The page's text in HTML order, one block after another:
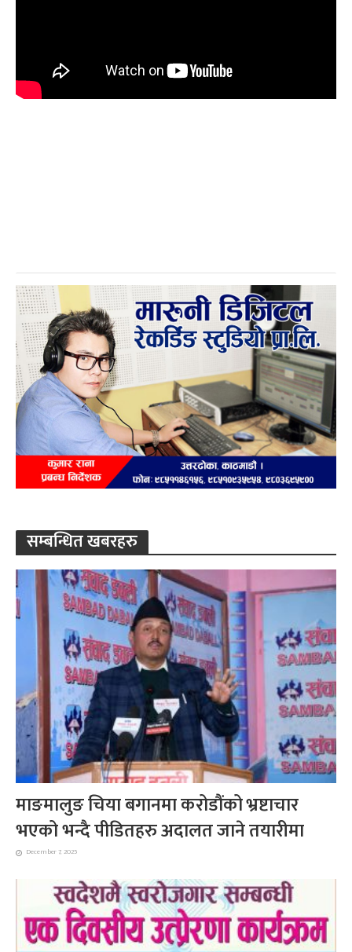
सम्बन्धित खबरहरु
माङमालुङ चिया बगानमा करोडौंको भ्रष्टाचार
भएको भन्दै पीडितहरु अदालत जाने तयारीमा
December 7, 2025